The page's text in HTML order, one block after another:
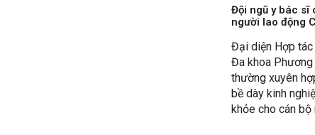
Đội ngũ y bác sĩ
người lao động
Đại diện Hợp tác
Đa khoa
thường xuyên
bề dày kinh
khỏe cho cán bộ